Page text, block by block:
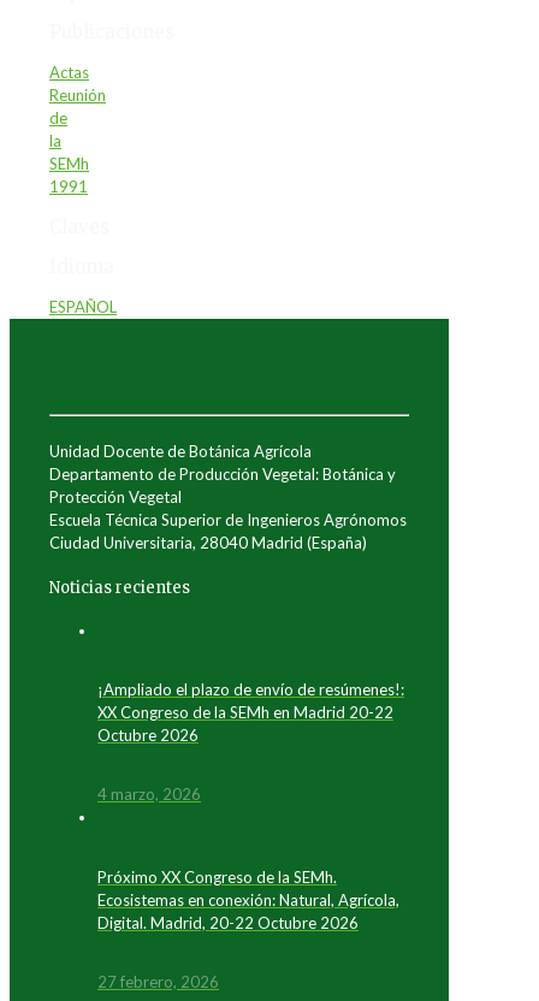
Actas
Reunión
de
la
SEMh
1991
ESPAÑOL
Unidad Docente de Botánica Agrícola
Departamento de Producción Vegetal: Botánica y
Protección Vegetal
Escuela Técnica Superior de Ingenieros Agrónomos
Ciudad Universitaria, 28040 Madrid (España)
Noticias recientes
¡Ampliado el plazo de envío de resúmenes!:
XX Congreso de la SEMh en Madrid 20-22
Octubre 2026
4 marzo, 2026
Próximo XX Congreso de la SEMh.
Ecosistemas en conexión: Natural, Agrícola,
Digital. Madrid, 20-22 Octubre 2026
27 febrero, 2026